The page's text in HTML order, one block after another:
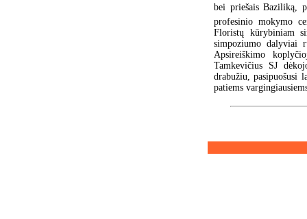
bei priešais Baziliką,
profesinio mokymo
Floristų kūrybiniam
simpoziumo dalyviai
Apsireiškimo
Tamkevičius SJ
drabužiu, pasipuošusi
patiems